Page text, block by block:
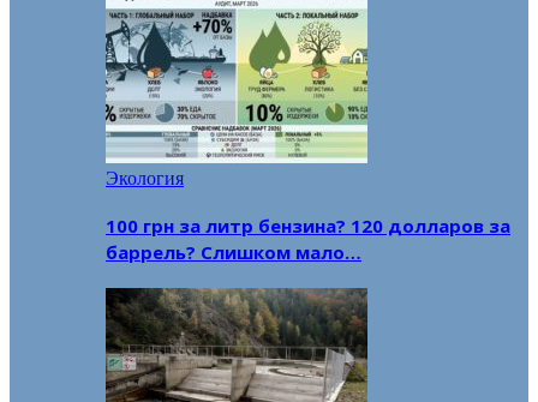
Экология
100 грн за литр бензина? 120 долларов за
баррель? Слишком мало…